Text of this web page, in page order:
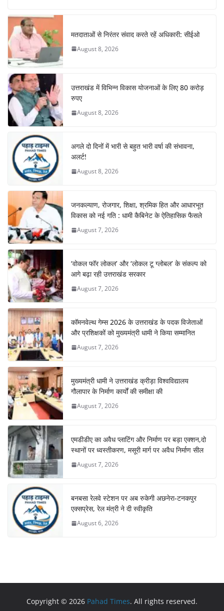
b
o
o
k
A
p
p
m n
मतदाताओं से निरंतर संवाद करते रहें अधिकारी: सीईओ
August 8, 2026
उत्तराखंड में विभिन्न विकास योजनाओं के लिए 80 करोड़
रुपए
August 8, 2026
अगले दो दिनों में भारी से बहुत भारी वर्षा की संभावना,
अलर्ट!
August 8, 2026
जनकल्याण, रोजगार, शिक्षा, श्रमिक हित और आधारभूत
विकास को नई गति : धामी कैबिनेट के ऐतिहासिक फैसले
August 7, 2026
‘वोकल फॉर लोकल’ और ‘लोकल टू ग्लोबल’ के संकल्प को
आगे बढ़ा रही उत्तराखंड सरकार
August 7, 2026
कॉमनवेल्थ गेम्स 2026 के उत्तराखंड के पदक विजेताओं
और प्रशिक्षकों को मुख्यमंत्री धामी ने किया सम्मानित
August 7, 2026
मुख्यमंत्री धामी ने उत्तराखंड क्रीड़ा विश्वविद्यालय
गौलापार के निर्माण कार्यों की समीक्षा की
August 7, 2026
एमडीडीए का अवैध प्लाटिंग और निर्माण पर बड़ा एक्शन,दो
स्थानों पर ध्वस्तीकरण, मसूरी मार्ग पर अवैध निर्माण सील
August 7, 2026
बनबसा रेलवे स्टेशन पर अब रुकेगी अछनेरा-टनकपुर
एक्सप्रेस, रेल मंत्री ने दी स्वीकृति
August 6, 2026
Copyright © 2026 Pahad Times. All rights reserved.